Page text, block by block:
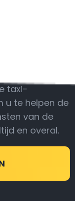
taxi-
u te helpen de
van de
en overal.